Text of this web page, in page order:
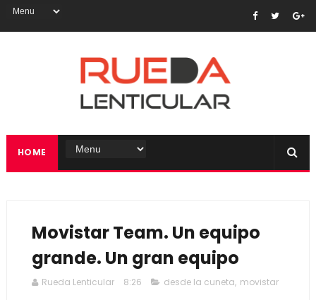
HOME
Movistar Team. Un equipo
grande. Un gran equipo
Rueda Lenticular 8:26 desde la cuneta, movistar